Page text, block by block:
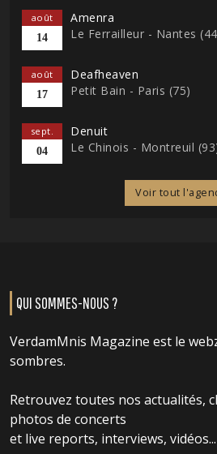
août
14
Amenra
Le Ferrailleur - Nantes
août
17
Deafheaven
Petit Bain - Paris (75)
sept.
04
Denuit
Le Chinois - Montreuil
Voir tout
QUI SOMMES-NOUS ?
VerdamMnis Magazine est le
sombres.
Retrouvez toutes nos actualités,
photos de concerts
et live reports, interviews, vidéos...